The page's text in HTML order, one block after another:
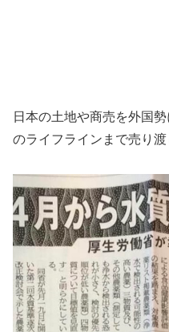
日本の土地や商売を外国
のライフラインまで売り渡